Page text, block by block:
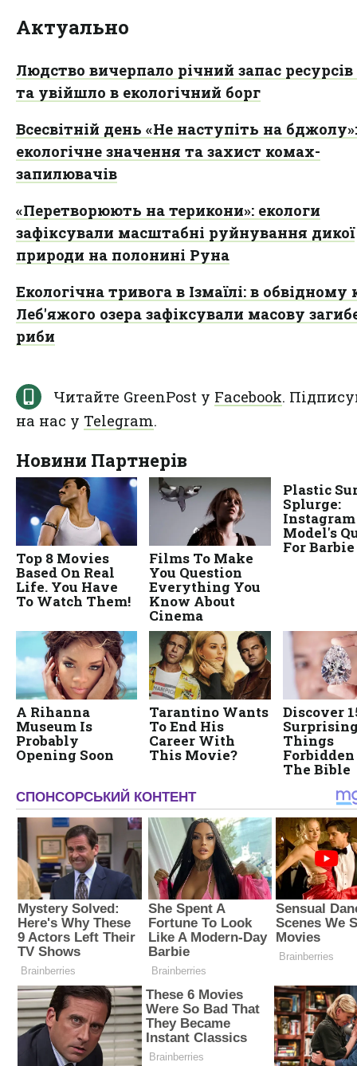
Актуально
Людство вичерпало річний запас ресурсів
та увійшло в екологічний борг
Всесвітній день «Не наступіть на бджолу»:
екологічне значення та захист комах-
запилювачів
«Перетворюють на терикони»: екологи
зафіксували масштабні руйнування дикої
природи на полонині Руна
Екологічна тривога в Ізмаїлі: в обвідному
Леб'яжого озера зафіксували масову
риби
Читайте GreenPost у Facebook.
на нас у Telegram.